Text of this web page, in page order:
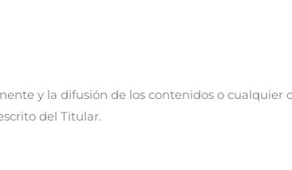
y la difusión de los contenidos o cualquier
del Titular.